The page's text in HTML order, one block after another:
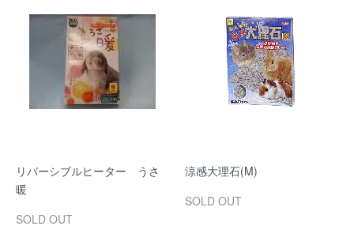
リバーシブルヒーター うさ
暖
SOLD OUT
涼感大理石(M)
SOLD OUT